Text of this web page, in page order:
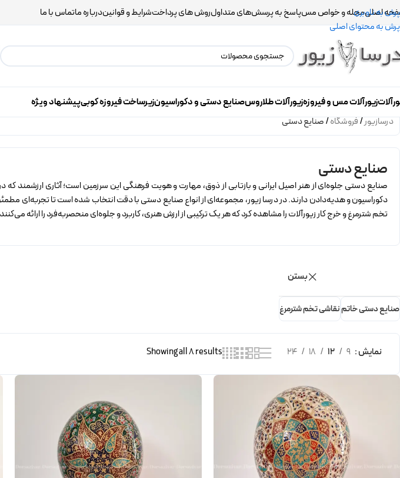
پرش به ناوبری
پرش به محتوای اصلی
اصلیمجله و خواص مسپاسخ به پرسش‌های متداولروش های پرداختشرایط و قوانیندرباره ماتماس با ما
زیورآلات مس و فیروزهزیورآلات طلاروسصنایع دستی و دکوراسیونزیرساخت فیروزه کوبیپیشنهاد ویژه
درسازیور/فروشگاه/صنایع دستی
صنایع دستی
صنایع دستی جلوه‌ای از هنر اصیل ایرانی و بازتابی از ذوق، مهارت و هویت فرهنگی این سرزمین است؛ آثاری ارزشمند
دکوراسیون و هدیه‌دادن دارند. در درسا زیور، مجموعه‌ای از انواع صنایع دستی با دقت انتخاب شده است تا تجربه‌ای
تخم شترمرغ و خرج کار زیورآلات را مشاهده کرد که هر یک ترکیبی از ارزش هنری، کاربرد و جلوه‌ای منحصربه‌فرد را ارائه
بستن
صنایع دستی خاتمنقاشی تخم شترمرغ
نمایش 9
12
18
24
Showing all 8 results